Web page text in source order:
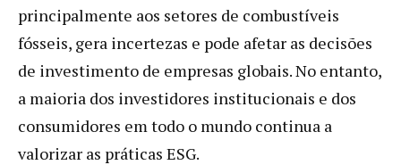
principalmente aos setores de combustíveis
fósseis, gera incertezas e pode afetar as decisões
de investimento de empresas globais. No entanto,
a maioria dos investidores institucionais e dos
consumidores em todo o mundo continua a
valorizar as práticas ESG.